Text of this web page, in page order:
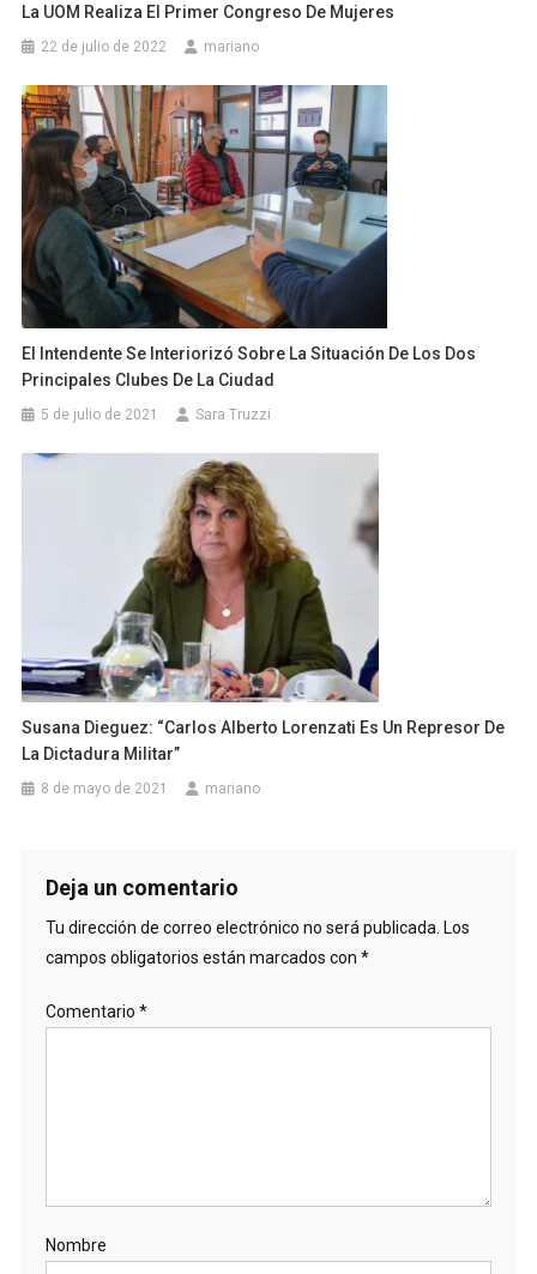
La UOM Realiza El Primer Congreso De Mujeres
22 de julio de 2022 mariano
El Intendente Se Interiorizó Sobre La Situación De Los Dos
Principales Clubes De La Ciudad
5 de julio de 2021 Sara Truzzi
Susana Dieguez: “Carlos Alberto Lorenzati Es Un Represor De
La Dictadura Militar”
8 de mayo de 2021 mariano
Deja un comentario
Tu dirección de correo electrónico no será publicada. Los
campos obligatorios están marcados con *
Comentario *
Nombre